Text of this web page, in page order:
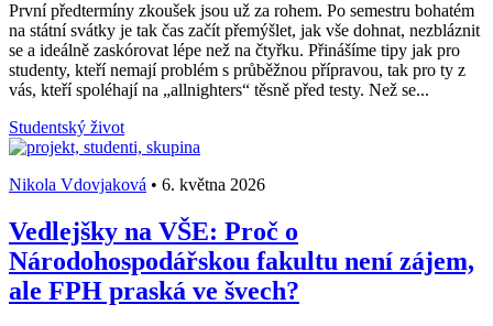
První předtermíny zkoušek jsou už za rohem. Po semestru bohatém
na státní svátky je tak čas začít přemýšlet, jak vše dohnat, nezbláznit
se a ideálně zaskórovat lépe než na čtyřku. Přinášíme tipy jak pro
studenty, kteří nemají problém s průběžnou přípravou, tak pro ty z
vás, kteří spoléhají na „allnighters“ těsně před testy. Než se...
Studentský život
Nikola Vdovjaková • 6. května 2026
Vedlejšky na VŠE: Proč o
Národohospodářskou fakultu není zájem,
ale FPH praská ve švech?